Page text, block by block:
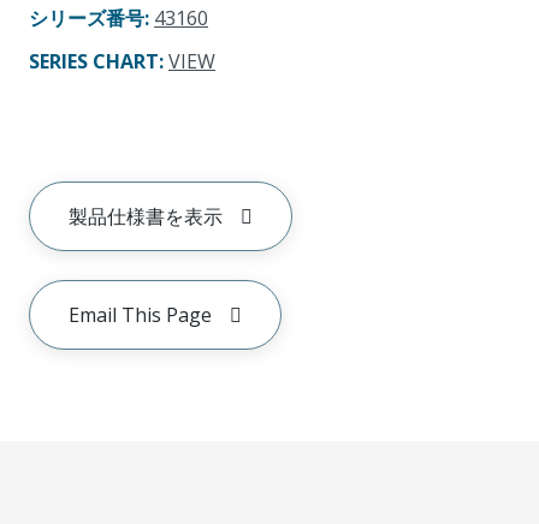
シリーズ番号: 43160
SERIES CHART:VIEW
製品仕様書を表示
Email This Page